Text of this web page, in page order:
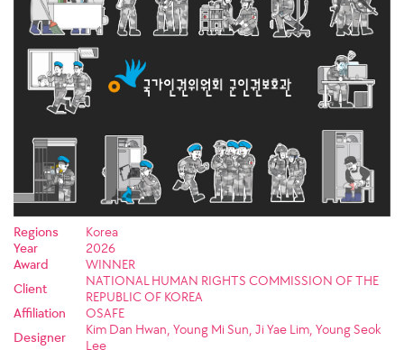
Regions
Korea
Year
2026
Award
WINNER
Client
NATIONAL HUMAN RIGHTS COMMISSION OF THE
REPUBLIC OF KOREA
Affiliation
OSAFE
Designer
Kim Dan Hwan, Young Mi Sun, Ji Yae Lim, Young Seok
Lee